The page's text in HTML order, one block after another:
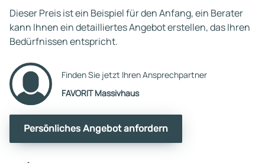
Dieser Preis ist ein Beispiel für den Anfang, ein Berater
kann Ihnen ein detailliertes Angebot erstellen, das Ihren
Bedürfnissen entspricht.
Finden Sie jetzt Ihren Ansprechpartner
FAVORIT Massivhaus
Persönliches Angebot anfordern